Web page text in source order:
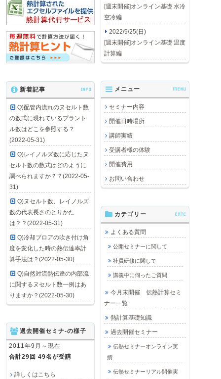
[週末開催]オンライン基礎 水冷
空冷編
2022/9/25(日)
[週末開催]オンライン基礎 温度
計算編
メニュー MENU
セミナー内容
開催日時場所
講師実績
受講者様の体験
開催費用
お問い合わせ
新着記事 INFO
Q)配管内流れのヌセルト数
の数式に現れているプラント
ル数はどこを参照する？
(2022-05-31)
Q)レイノルズ数に応じたヌ
セルト数の数式はどのように
調べられますか？？(2022-05-
31)
Q)ヌセルト数、レイノルズ
数の代表長さのとりかた
は？？(2022-05-31)
Q)冷却ブロアの吹き付け角
度を変化した時の熱伝達率計
算手法は？(2022-05-30)
Q)自然対流熱伝達の内部流
に関するヌセルト数一例はあ
りますか？(2022-05-30)
カテゴリー CATE
よくある質問
公開セミナーに関して
社員研修に関して
講義中に伺ったご質問
今月末開催 伝熱計算セミ
ナー一覧
熱計算基礎知識
過去開催セミナー
伝熱セミナーオンライン実
績
伝熱セミナーリアル開催実
過去開催セミナ-の様子
2011年9月～現在
合計29回 49名が受講
詳しくはこちら